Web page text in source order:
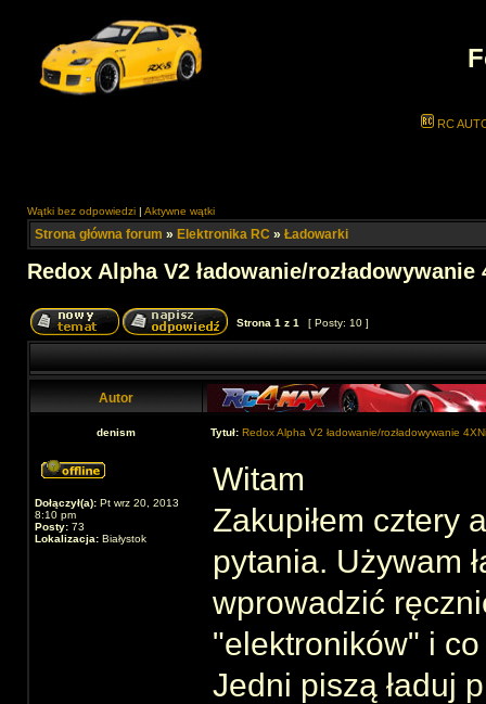
RC
Wątki bez odpowiedzi | Aktywne wątki
Strona główna forum » Elektronika RC » Ładowarki
Redox Alpha V2 ładowanie/rozładowywanie
Strona 1 z 1 [ Posty: 10 ]
Autor
denism Tytuł: Redox Alpha V2 ładowanie/rozładowywanie
Dołączył(a): Pt wrz 20, 2013
8:10 pm
Posty: 73
Lokalizacja: Białystok
Witam
Zakupiłem cztery
pytania. Używam
wprowadzić
"elektroników" i
Jedni piszą ładuj